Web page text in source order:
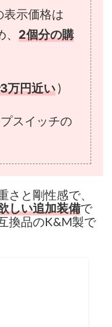
表示価格は
2個分の購
万円近い)
スイッチの
さと剛性感で、
しい追加装備で
換品のK&M製で